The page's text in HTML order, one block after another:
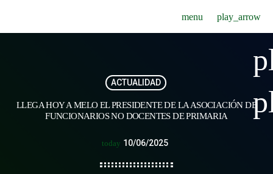
menu play_arrow
ACTUALIDAD
LLEGA HOY A MELO EL PRESIDENTE DE LA ASOCIACIÓN DE
FUNCIONARIOS NO DOCENTES DE PRIMARIA
today 10/06/2025